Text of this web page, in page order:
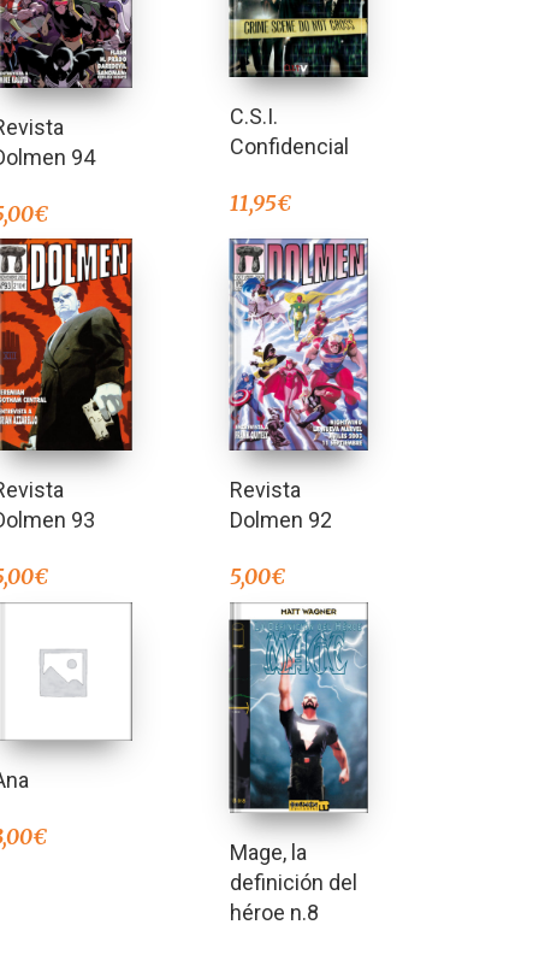
94
€
C.S.I.
Confidencial
11,95€
93
€
Revista
Dolmen 92
5,00€
€
Mage, la
definición del
héroe n.8